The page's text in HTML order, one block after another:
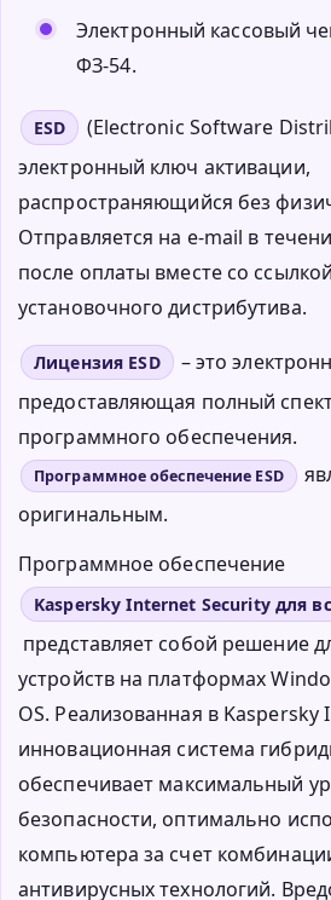
Электронный кассовый
ФЗ-54.
ESD
(Electronic Software
электронный ключ активации,
распространяющийся без
Отправляется на e-mail в
после оплаты вместе со
установочного дистрибутива.
Лицензия ESD
– это
предоставляющая полный
программного обеспечения.
Программное обеспечение ESD
оригинальным.
Программное обеспечение
Kaspersky Internet Security для
представляет собой решение
устройств на платформах
OS. Реализованная в
инновационная система
обеспечивает максимальный
безопасности, оптимально
компьютера за счет
антивирусных технологий.